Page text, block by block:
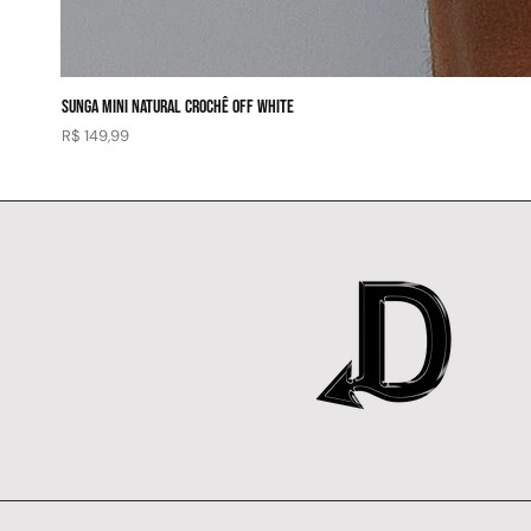
SUNGA MINI NATURAL CROCHÊ OFF WHITE
Preço
R$ 149,99